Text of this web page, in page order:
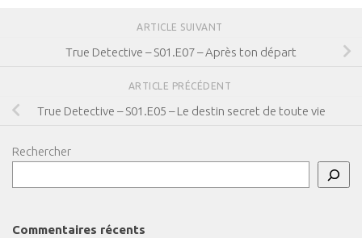
ARTICLE SUIVANT
True Detective – S01.E07 – Après ton départ
ARTICLE PRÉCÉDENT
True Detective – S01.E05 – Le destin secret de toute vie
Rechercher
Commentaires récents